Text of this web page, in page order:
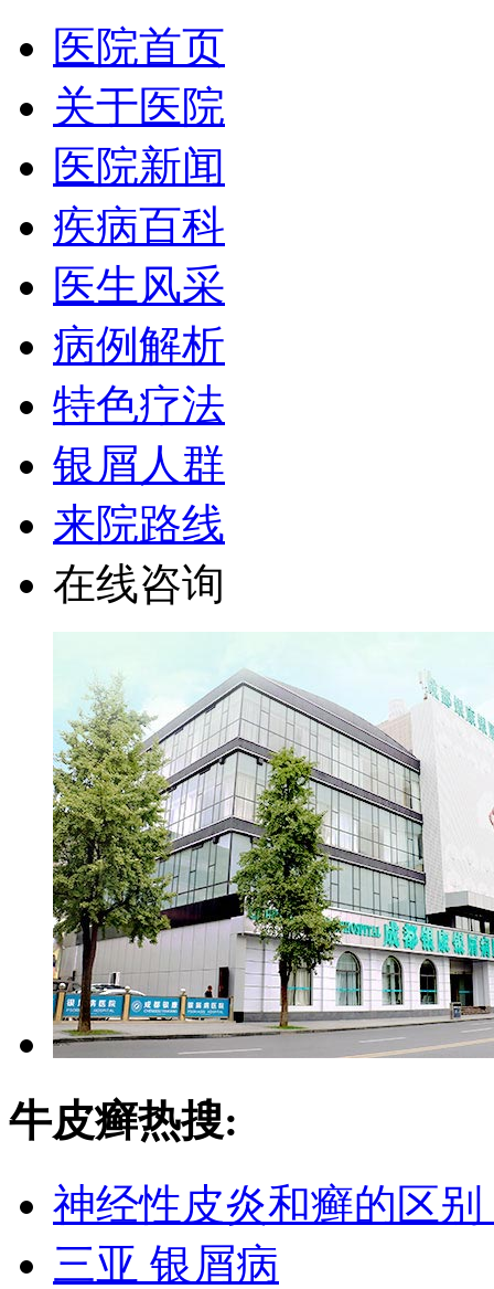
医院首页
关于医院
医院新闻
疾病百科
医生风采
病例解析
特色疗法
银屑人群
来院路线
在线咨询
牛皮癣热搜:
神经性皮炎和癣的区别
三亚 银屑病